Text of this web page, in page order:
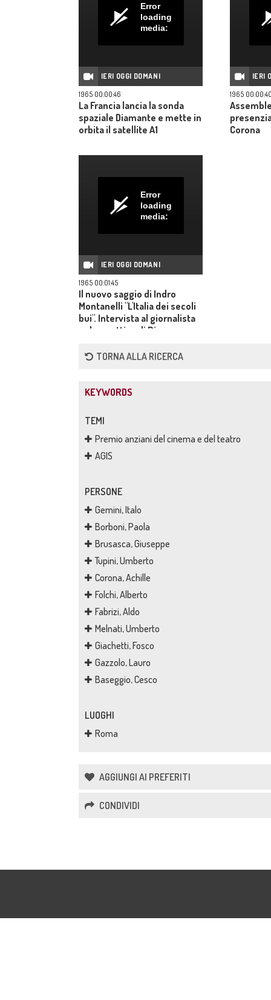
Error
loading
media:
IERI OGGI DOMANI
1965 00:00:46
La Francia lancia la sonda
spaziale Diamante e mette in
orbita il satellite A1
IERI
1965
Corona
Error
loading
media:
IERI OGGI DOMANI
1965 00:01:45
Il nuovo saggio di Indro
Montanelli "L'Italia dei secoli
bui". Intervista al giornalista
nel suo attico di Piazza
TORNA ALLA RICERCA
KEYWORDS
TEMI
Premio anziani del cinema e del teatro
AGIS
PERSONE
Gemini, Italo
Borboni, Paola
Brusasca, Giuseppe
Tupini, Umberto
Corona, Achille
Folchi, Alberto
Fabrizi, Aldo
Melnati, Umberto
Giachetti, Fosco
Gazzolo, Lauro
Baseggio, Cesco
LUOGHI
Roma
AGGIUNGI AI PREFERITI
CONDIVIDI